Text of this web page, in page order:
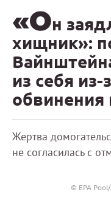
«Он
хищник»:
из себя
Жертва
не согласилась с
© EPA